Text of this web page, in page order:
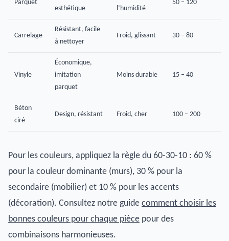
Parquet
esthétique
l’humidité
50 – 120
Carrelage
Résistant, facile
à nettoyer
Froid, glissant 30 – 80
Vinyle
Économique,
imitation
parquet
Moins durable 15 – 40
Béton
ciré
Design, résistant Froid, cher 100 – 200
Pour les couleurs, appliquez la règle du 60-30-10 : 60 %
pour la couleur dominante (murs), 30 % pour la
secondaire (mobilier) et 10 % pour les accents
(décoration). Consultez notre guide comment choisir les
bonnes couleurs pour chaque pièce pour des
combinaisons harmonieuses.